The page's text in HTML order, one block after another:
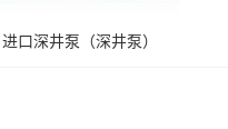
进口深井泵（深井泵）